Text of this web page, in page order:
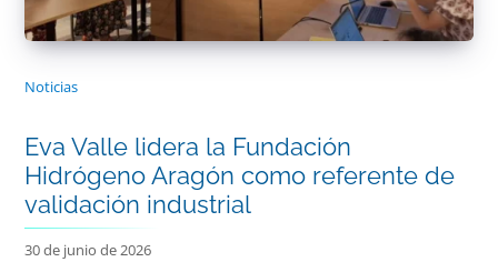
Noticias
Eva Valle lidera la Fundación
Hidrógeno Aragón como referente de
validación industrial
30 de junio de 2026